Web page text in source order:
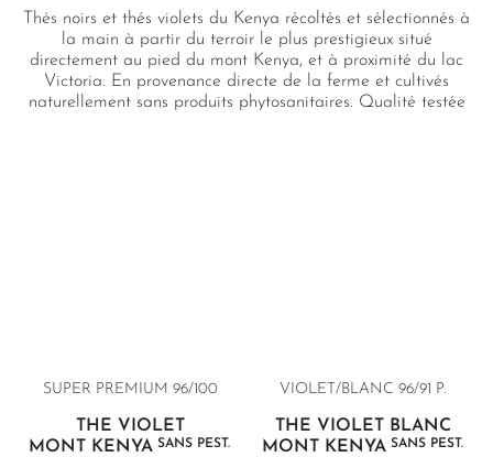
Thés noirs et thés violets du Kenya récoltés et sélectionnés à
la main à partir du terroir le plus prestigieux situé
directement au pied du mont Kenya, et à proximité du lac
Victoria. En provenance directe de la ferme et cultivés
naturellement sans produits phytosanitaires. Qualité testée
SUPER PREMIUM 96/100
THÉ VIOLET
MONT KENYASANS PEST.
VIOLET/BLANC 96/91 P.
THÉ VIOLET BLANC
MONT KENYASANS PEST.